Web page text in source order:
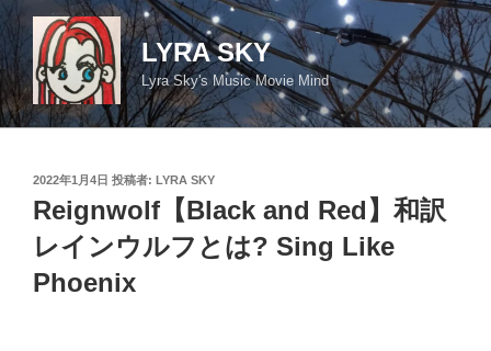
コ
ン
テ
ン
ツ
LYRA SKY
Lyra Sky's Music Movie Mind
投
稿
日:
2022年1月4日 投稿者: LYRA SKY
Reignwolf【Black and Red】和訳
レインウルフとは? Sing Like
Phoenix